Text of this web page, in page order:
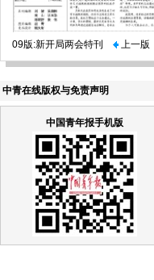
09版:新开局两会特刊 上一版
中青在线版权与免责声明
中国青年报手机版